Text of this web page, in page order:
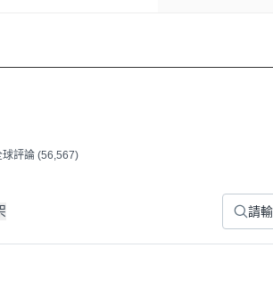
球評論 (56,567)